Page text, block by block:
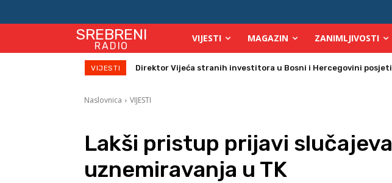
SREBRENI
RADIO
VIJESTI MAGAZIN ZANIMLJIVOSTI
VIJESTI Zbog velikih vrućina povećan broj požara u TK
Naslovnica VIJESTI
Lakši pristup prijavi slučajeva
uznemiravanja u TK